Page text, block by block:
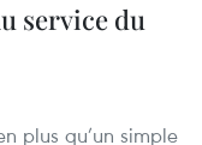
service du
plus qu’un simple